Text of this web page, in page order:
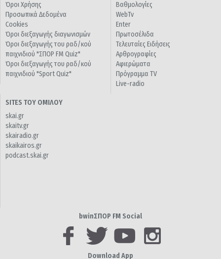
Όροι Χρήσης
Προσωπικά Δεδομένα
Cookies
Όροι διεξαγωγής διαγωνισμών
Όροι διεξαγωγής του ραδ/κού
παιχνιδιού "ΣΠΟΡ FM Quiz"
Όροι διεξαγωγής του ραδ/κού
παιχνιδιού "Sport Quiz"
Βαθμολογίες
WebTv
Enter
Πρωτοσέλιδα
Τελευταίες Ειδήσεις
Αρθρογραφίες
Αφιερώματα
Πρόγραμμα TV
Live-radio
SITES ΤΟΥ ΟΜΙΛΟΥ
skai.gr
skaitv.gr
skairadio.gr
skaikairos.gr
podcast.skai.gr
bwinΣΠΟΡ FM Social
Download App